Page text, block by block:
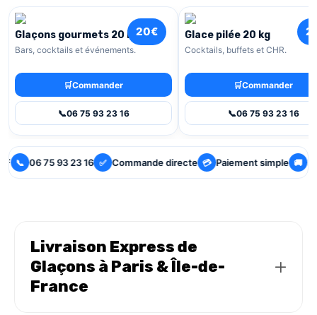
20€
Glaçons gourmets 20 kg
Bars, cocktails et événements.
🛒Commander
📞06 75 93 23 16
Glace pilée 20 kg
Cocktails, buffets et CHR.
🛒Commander
📞06 75 93 23 16
📞 06 75 93 23 16 ✅ Commande directe 💳 Paiement simple 🚚
Livraison Express de
Glaçons à Paris & Île-de-
France
+